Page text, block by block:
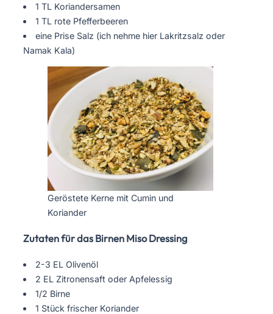
1 TL Koriandersamen
1 TL rote Pfefferbeeren
eine Prise Salz (ich nehme hier Lakritzsalz oder
Namak Kala)
Geröstete Kerne mit Cumin und
Koriander
Zutaten für das Birnen Miso Dressing
2-3 EL Olivenöl
2 EL Zitronensaft oder Apfelessig
1/2 Birne
1 Stück frischer Koriander